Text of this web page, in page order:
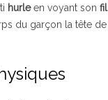
hurleen voyant son
du garçon la tête